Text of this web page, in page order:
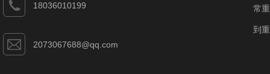
18036010199
2073067688@qq.com
常
到